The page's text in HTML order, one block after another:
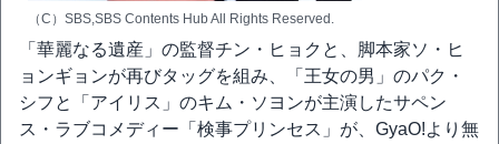
（C）SBS,SBS Contents Hub All Rights Reserved.
「華麗なる遺産」の監督チン・ヒョクと、脚本家ソ・ヒ
ョンギョンが再びタッグを組み、「王女の男」のパク・
シフと「アイリス」のキム・ソヨンが主演したサペン
ス・ラブコメディー「検事プリンセス」が、GyaO!より無